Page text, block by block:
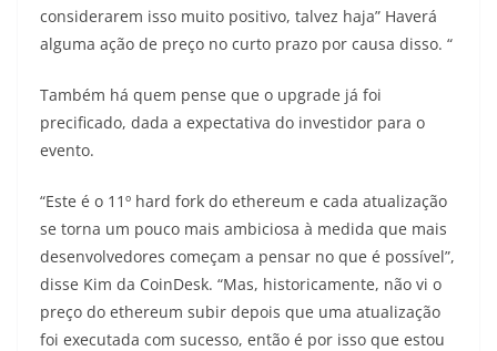
considerarem isso muito positivo, talvez haja” Haverá
alguma ação de preço no curto prazo por causa disso. “
Também há quem pense que o upgrade já foi
precificado, dada a expectativa do investidor para o
evento.
“Este é o 11º hard fork do ethereum e cada atualização
se torna um pouco mais ambiciosa à medida que mais
desenvolvedores começam a pensar no que é possível”,
disse Kim da CoinDesk. “Mas, historicamente, não vi o
preço do ethereum subir depois que uma atualização
foi executada com sucesso, então é por isso que estou